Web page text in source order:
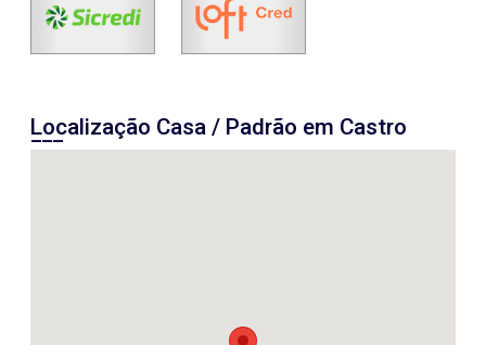
Localização Casa / Padrão em Castro